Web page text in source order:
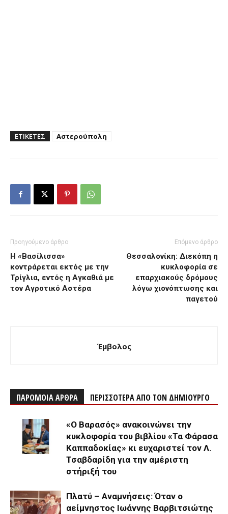
ΕΤΙΚΕΤΕΣ Αστερούπολη
Προηγούμενο άρθρο
Η «Βασίλισσα»
κοντράρεται εκτός με την
Τρίγλια, εντός η Αγκαθιά με
τον Αγροτικό Αστέρα
Επόμενο άρθρο
Θεσσαλονίκη: Διεκόπη η
κυκλοφορία σε
επαρχιακούς δρόμους
λόγω χιονόπτωσης και
παγετού
Έμβολος
ΠΑΡΟΜΟΙΑ ΑΡΘΡΑ ΠΕΡΙΣΣΟΤΕΡΑ ΑΠΟ ΤΟΝ ΔΗΜΙΟΥΡΓΟ
«Ο Βαρασός» ανακοινώνει την
κυκλοφορία του βιβλίου «Τα Φάρασα
Καππαδοκίας» κι ευχαριστεί τον Λ.
Τσαβδαρίδη για την αμέριστη
στήριξή του
Πλατύ – Αναμνήσεις: Όταν ο
αείμνηστος Ιωάννης Βαρβιτσιώτης